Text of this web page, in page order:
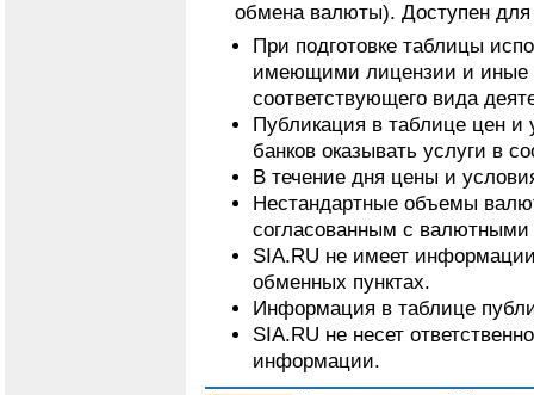
обмена валюты). Доступен для
При подготовке таблицы
имеющими лицензии и иные
соответствующего вида
Публикация в таблице цен и
банков оказывать услуги в
В течение дня цены и
Нестандартные объемы
согласованным с валютными
SIA.RU не имеет
обменных пунктах.
Информация в таблице
SIA.RU не несет
информации.